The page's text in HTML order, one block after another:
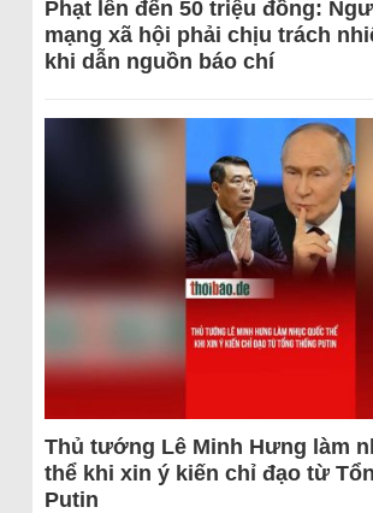
Phạt lên đến 50 triệu đồng:
mạng xã hội phải chịu trách
khi dẫn nguồn báo chí
Thủ tướng Lê Minh Hưng làm
thể khi xin ý kiến chỉ đạo từ
Putin